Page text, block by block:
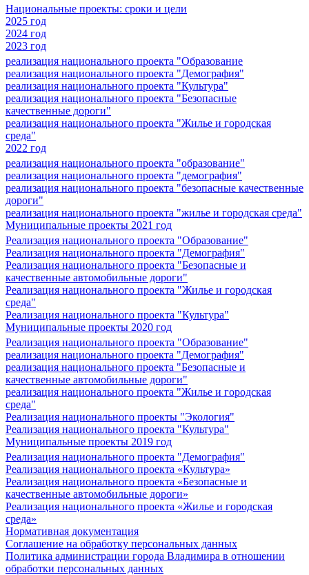
Национальные проекты: сроки и цели
2025 год
2024 год
2023 год
реализация национального проекта "Образование
реализация национального проекта "Демография"
реализация национального проекта "Культура"
реализация национального проекта "Безопасные
качественные дороги"
реализация национального проекта "Жилье и городская
среда"
2022 год
реализация национального проекта "образование"
реализация национального проекта "демография"
реализация национального проекта "безопасные качественные
дороги"
реализация национального проекта "жилье и городская среда"
Муниципальные проекты 2021 год
Реализация национального проекта "Образование"
Реализация национального проекта "Демография"
Реализация национального проекта "Безопасные и
качественные автомобильные дороги"
Реализация национального проекта "Жилье и городская
среда"
Реализация национального проекта "Культура"
Муниципальные проекты 2020 год
Реализация национального проекта "Образование"
реализация национального проекта "Демография"
реализация национального проекта "Безопасные и
качественные автомобильные дороги"
реализация национального проекта "Жилье и городская
среда"
Реализация национального проекты "Экология"
Реализация национального проекта "Культура"
Муниципальные проекты 2019 год
Реализация национального проекта "Демография"
Реализация национального проекта «Культура»
Реализация национального проекта «Безопасные и
качественные автомобильные дороги»
Реализация национального проекта «Жилье и городская
среда»
Нормативная документация
Соглашение на обработку персональных данных
Политика администрации города Владимира в отношении
обработки персональных данных